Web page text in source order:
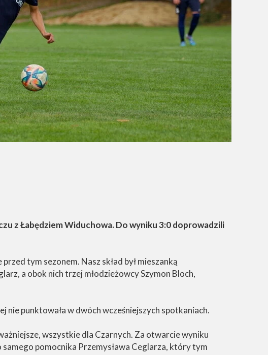
z Łabędziem Widuchowa. Do wyniku 3:0 doprowadzili
tym sezonem. Nasz skład był mieszanką
a obok nich trzej młodzieżowcy Szymon Bloch,
nie punktowała w dwóch wcześniejszych spotkaniach.
wszystkie dla Czarnych. Za otwarcie wyniku
pomocnika Przemysława Ceglarza, który tym
OBÓZ W KALISZU 2020
VIDEO
OFERTA LATO 2020
ARCHIWUM OBOZÓW
WYNIKI